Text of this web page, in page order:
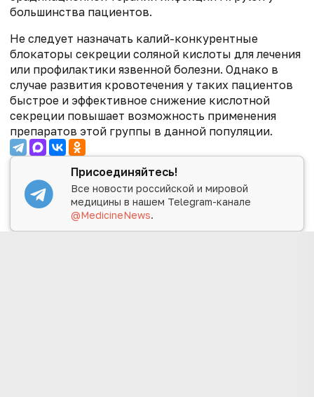
большинства пациентов.
Не следует назначать калий-конкурентные
блокаторы секреции соляной кислоты для лечения
или профилактики язвенной болезни. Однако в
случае развития кровотечения у таких пациентов
быстрое и эффективное снижение кислотной
секреции повышает возможность применения
препаратов этой группы в данной популяции.
Присоединяйтесь!
Все новости российской и мировой
медицины в нашем Telegram-канале
@MedicineNews.